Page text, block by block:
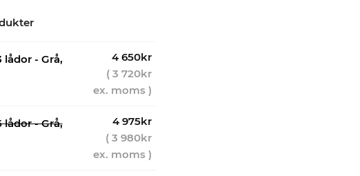
- Grå,
4 650kr
( 3 720kr
ex. moms )
- Grå,
4 975kr
( 3 980kr
ex. moms )